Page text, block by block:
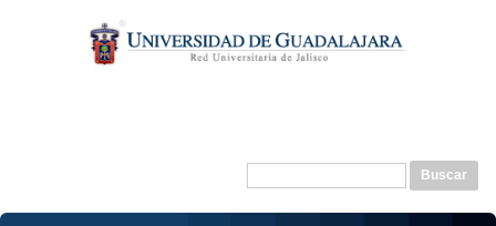
contenido
principal
Formulario de
Buscar